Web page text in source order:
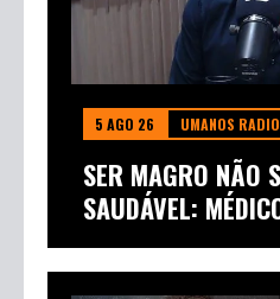
5 AGO 26 UMANOS
SER MAGRO NÃO
SAUDÁVEL: